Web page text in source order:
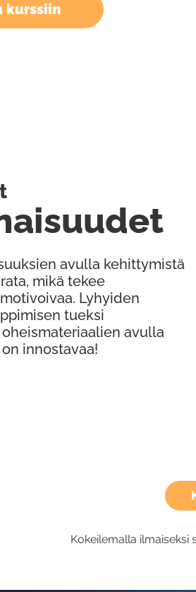
Kokeilemalla ilmaiseksi
kurssiin
avulla kehittymistä
mikä tekee
Lyhyiden
tueksi
avulla
innostavaa!